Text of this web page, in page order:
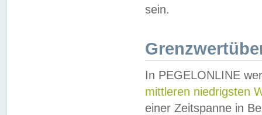
sein.
In PEGELONLINE
mittleren niedrigsten
einer Zeitspanne in